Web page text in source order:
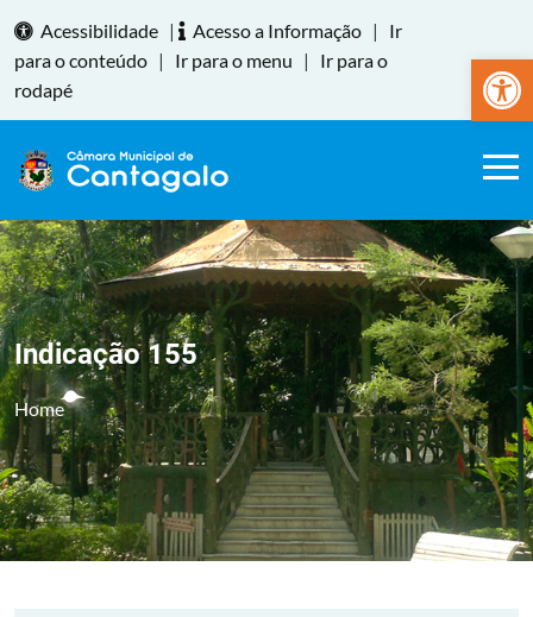
Abrir
Acessibilidade | Acesso a Informação |
Ir
para o conteúdo | Ir para o menu |
Ir para o
rodapé
Indicação 155
Home